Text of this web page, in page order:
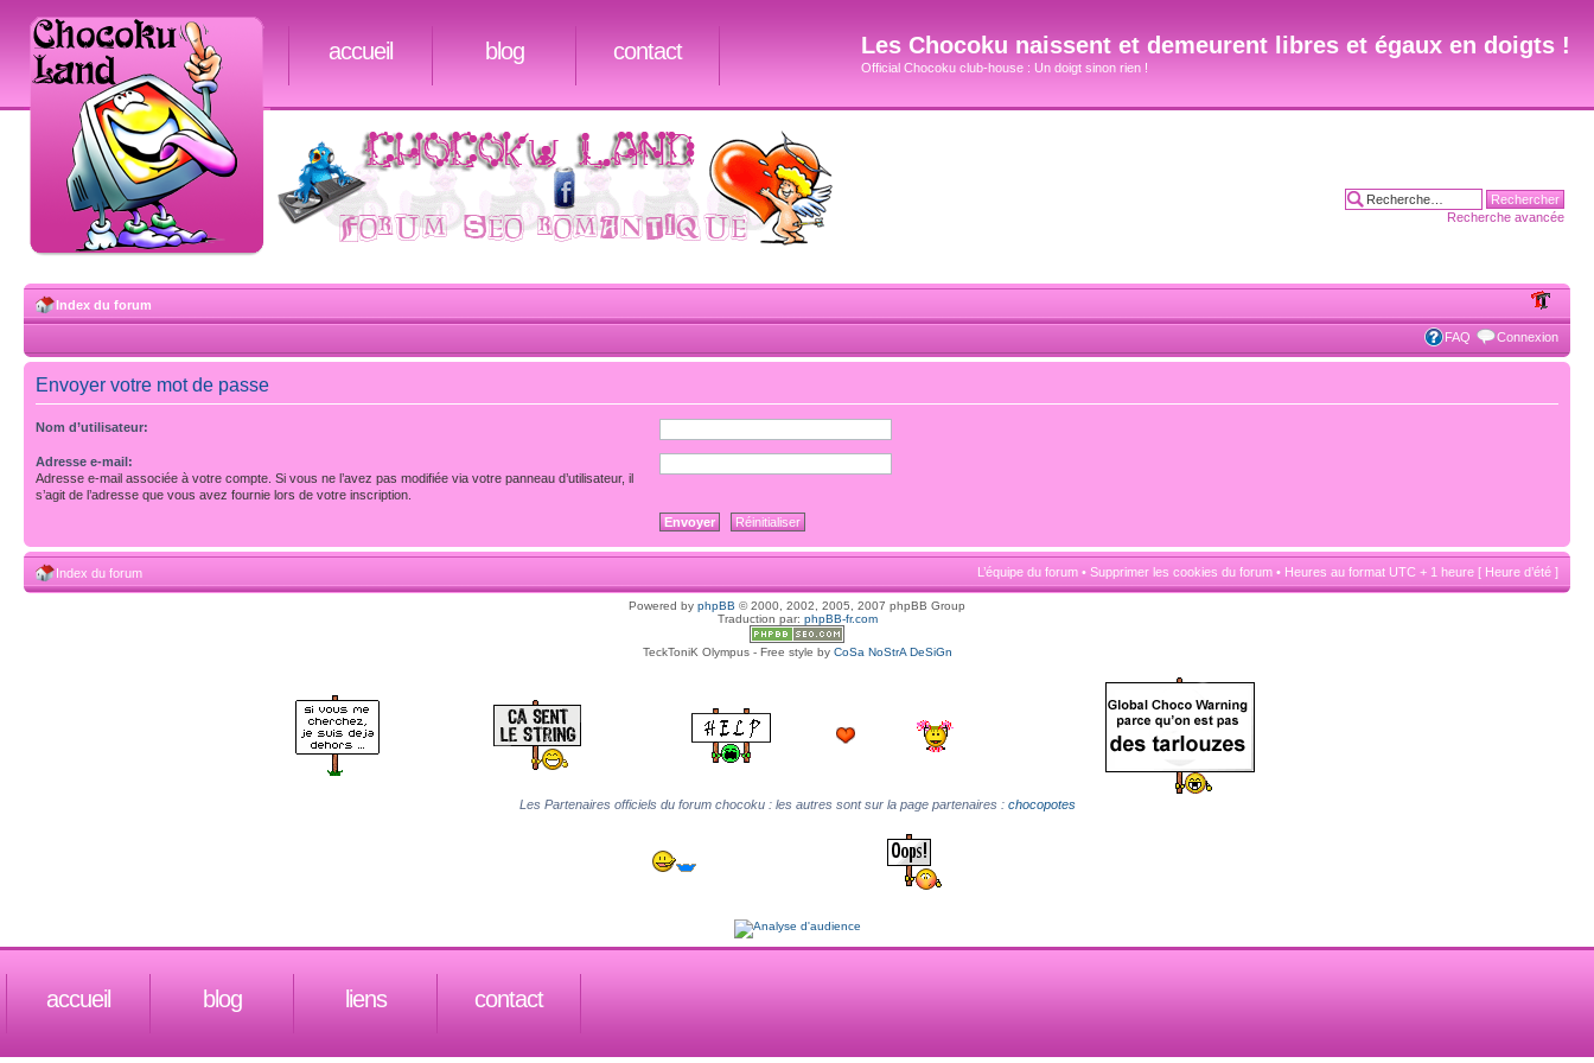
Les Chocoku naissent et demeurent libres et égaux en doigts !
Official Chocoku club-house : Un doigt sinon rien !
accueil blog contact
Recherche avancée
Index du forum
FAQ Connexion
Envoyer votre mot de passe
Nom d’utilisateur:
Adresse e-mail:
Adresse e-mail associée à votre compte. Si vous ne l’avez pas modifiée via votre panneau d’utilisateur, il
s’agit de l’adresse que vous avez fournie lors de votre inscription.
Index du forum L’équipe du forum • Supprimer les cookies du forum • Heures au format UTC + 1 heure [ Heure d’été ]
Powered by phpBB © 2000, 2002, 2005, 2007 phpBB Group
Traduction par: phpBB-fr.com
TeckToniK Olympus - Free style by CoSa NoStrA DeSiGn
Les Partenaires officiels du forum chocoku : les autres sont sur la page partenaires : chocopotes
accueil blog liens contact